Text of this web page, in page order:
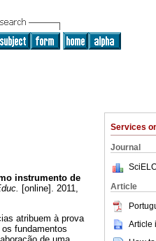
Services
Journal
Article
Article
instrumento de
[online]. 2011,
atribuem à prova
fundamentos